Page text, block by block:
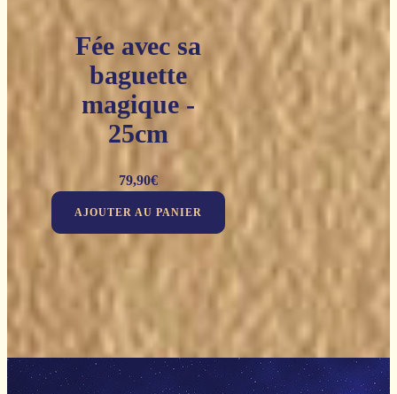
Fée avec sa
baguette
magique -
25cm
79,90€
AJOUTER AU PANIER